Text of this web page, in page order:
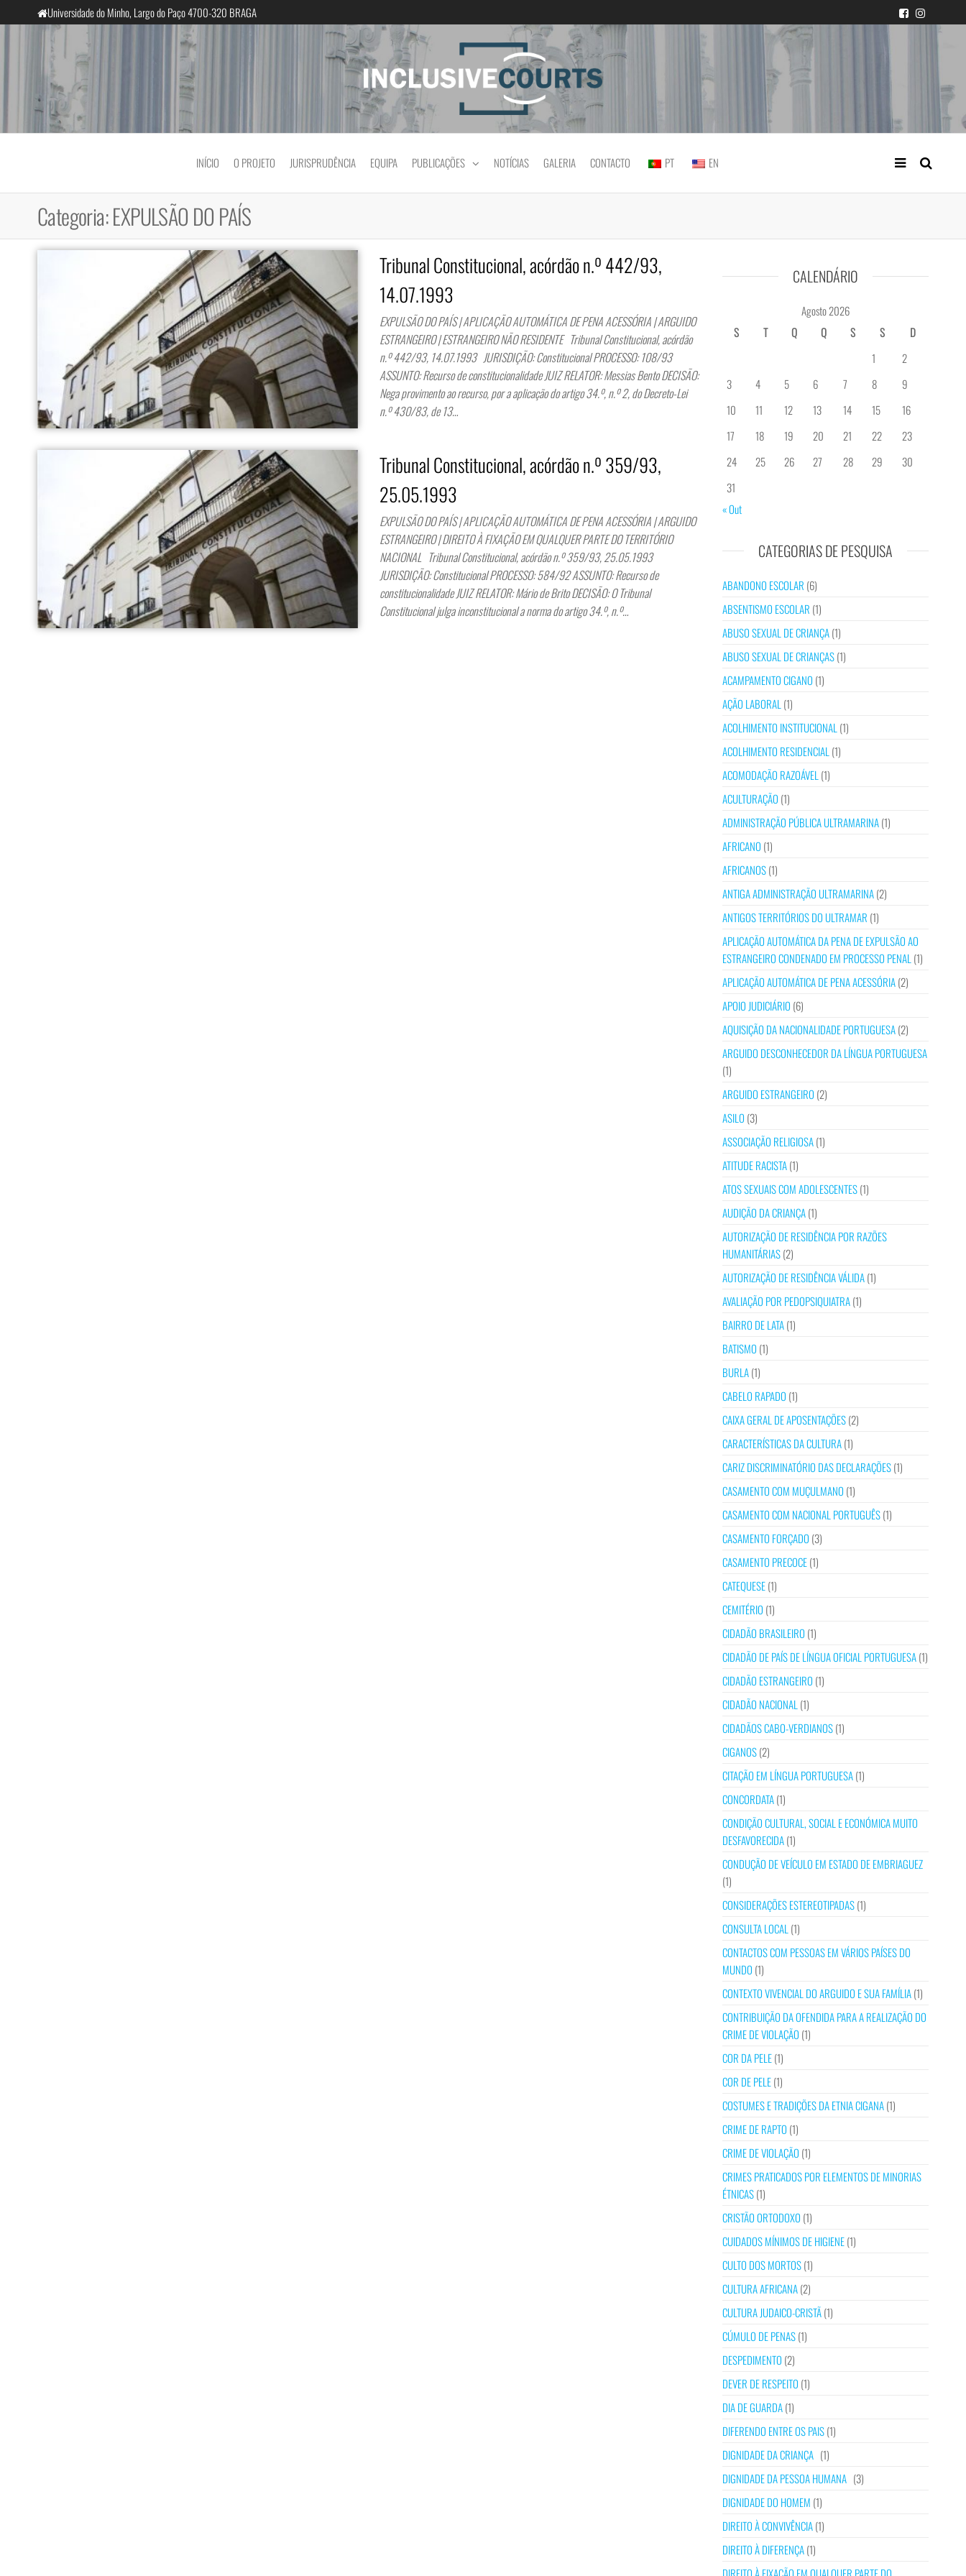
para
Universidade do Minho, Largo do Paço 4700-320 BRAGA
InclusiveCourts Igualdade e diferença cultural na prática judicial portuguesa
INÍCIO O PROJETO JURISPRUDÊNCIA EQUIPA PUBLICAÇÕES NOTÍCIAS GALERIA CONTACTO PT EN
Categoria:EXPULSÃO DO PAÍS
Tribunal Constitucional, acórdão n.º 442/93,
14.07.1993
EXPULSÃO DO PAÍS | APLICAÇÃO AUTOMÁTICA DE PENA ACESSÓRIA | ARGUIDO
ESTRANGEIRO | ESTRANGEIRO NÃO RESIDENTE Tribunal Constitucional, acórdão
n.º 442/93, 14.07.1993 JURISDIÇÃO: Constitucional PROCESSO: 108/93
ASSUNTO: Recurso de constitucionalidade JUIZ RELATOR: Messias Bento DECISÃO:
Nega provimento ao recurso, por a aplicação do artigo 34.º, n.º 2, do Decreto-Lei
n.º 430/83, de 13…
Tribunal Constitucional, acórdão n.º 359/93,
25.05.1993
EXPULSÃO DO PAÍS | APLICAÇÃO AUTOMÁTICA DE PENA ACESSÓRIA | ARGUIDO
ESTRANGEIRO | DIREITO À FIXAÇÃO EM QUALQUER PARTE DO TERRITÓRIO
NACIONAL Tribunal Constitucional, acórdão n.º 359/93, 25.05.1993
JURISDIÇÃO: Constitucional PROCESSO: 584/92 ASSUNTO: Recurso de
constitucionalidade JUIZ RELATOR: Mário de Brito DECISÃO: O Tribunal
Constitucional julga inconstitucional a norma do artigo 34.º, n.º…
CALENDÁRIO
Agosto 2026
S
T Q Q S S
D
1
2
3
4 5 6 7 8
9
10
11 12 13 14 15
16
17
18 19 20 21 22
23
24
25 26 27 28 29
30
31
« Out
CATEGORIAS DE PESQUISA
ABANDONO ESCOLAR (6)
ABSENTISMO ESCOLAR (1)
ABUSO SEXUAL DE CRIANÇA(1)
ABUSO SEXUAL DE CRIANÇAS(1)
ACAMPAMENTO CIGANO (1)
AÇÃO LABORAL (1)
ACOLHIMENTO INSTITUCIONAL (1)
ACOLHIMENTO RESIDENCIAL (1)
ACOMODAÇÃO RAZOÁVEL (1)
ACULTURAÇÃO (1)
ADMINISTRAÇÃO PÚBLICA ULTRAMARINA(1)
AFRICANO (1)
AFRICANOS(1)
ANTIGA ADMINISTRAÇÃO ULTRAMARINA(2)
ANTIGOS TERRITÓRIOS DO ULTRAMAR (1)
APLICAÇÃO AUTOMÁTICA DA PENA DE EXPULSÃO AO
ESTRANGEIRO CONDENADO EM PROCESSO PENAL (1)
APLICAÇÃO AUTOMÁTICA DE PENA ACESSÓRIA(2)
APOIO JUDICIÁRIO (6)
AQUISIÇÃO DA NACIONALIDADE PORTUGUESA(2)
ARGUIDO DESCONHECEDOR DA LÍNGUA PORTUGUESA
(1)
ARGUIDO ESTRANGEIRO (2)
ASILO (3)
ASSOCIAÇÃO RELIGIOSA(1)
ATITUDE RACISTA(1)
ATOS SEXUAIS COM ADOLESCENTES(1)
AUDIÇÃO DA CRIANÇA(1)
AUTORIZAÇÃO DE RESIDÊNCIA POR RAZÕES
HUMANITÁRIAS(2)
AUTORIZAÇÃO DE RESIDÊNCIA VÁLIDA(1)
AVALIAÇÃO POR PEDOPSIQUIATRA(1)
BAIRRO DE LATA(1)
BATISMO (1)
BURLA(1)
CABELO RAPADO (1)
CAIXA GERAL DE APOSENTAÇÕES(2)
CARACTERÍSTICAS DA CULTURA(1)
CARIZ DISCRIMINATÓRIO DAS DECLARAÇÕES(1)
CASAMENTO COM MUÇULMANO (1)
CASAMENTO COM NACIONAL PORTUGUÊS(1)
CASAMENTO FORÇADO (3)
CASAMENTO PRECOCE(1)
CATEQUESE(1)
CEMITÉRIO (1)
CIDADÃO BRASILEIRO (1)
CIDADÃO DE PAÍS DE LÍNGUA OFICIAL PORTUGUESA(1)
CIDADÃO ESTRANGEIRO (1)
CIDADÃO NACIONAL (1)
CIDADÃOS CABO-VERDIANOS(1)
CIGANOS(2)
CITAÇÃO EM LÍNGUA PORTUGUESA(1)
CONCORDATA(1)
CONDIÇÃO CULTURAL, SOCIAL E ECONÓMICA MUITO
DESFAVORECIDA(1)
CONDUÇÃO DE VEÍCULO EM ESTADO DE EMBRIAGUEZ
(1)
CONSIDERAÇÕES ESTEREOTIPADAS(1)
CONSULTA LOCAL (1)
CONTACTOS COM PESSOAS EM VÁRIOS PAÍSES DO
MUNDO (1)
CONTEXTO VIVENCIAL DO ARGUIDO E SUA FAMÍLIA(1)
CONTRIBUIÇÃO DA OFENDIDA PARA A REALIZAÇÃO DO
CRIME DE VIOLAÇÃO (1)
COR DA PELE(1)
COR DE PELE(1)
COSTUMES E TRADIÇÕES DA ETNIA CIGANA(1)
CRIME DE RAPTO (1)
CRIME DE VIOLAÇÃO (1)
CRIMES PRATICADOS POR ELEMENTOS DE MINORIAS
ÉTNICAS(1)
CRISTÃO ORTODOXO (1)
CUIDADOS MÍNIMOS DE HIGIENE(1)
CULTO DOS MORTOS(1)
CULTURA AFRICANA(2)
CULTURA JUDAICO-CRISTÃ(1)
CÚMULO DE PENAS(1)
DESPEDIMENTO (2)
DEVER DE RESPEITO (1)
DIA DE GUARDA(1)
DIFERENDO ENTRE OS PAIS(1)
DIGNIDADE DA CRIANÇA (1)
DIGNIDADE DA PESSOA HUMANA (3)
DIGNIDADE DO HOMEM (1)
DIREITO À CONVIVÊNCIA(1)
DIREITO À DIFERENÇA(1)